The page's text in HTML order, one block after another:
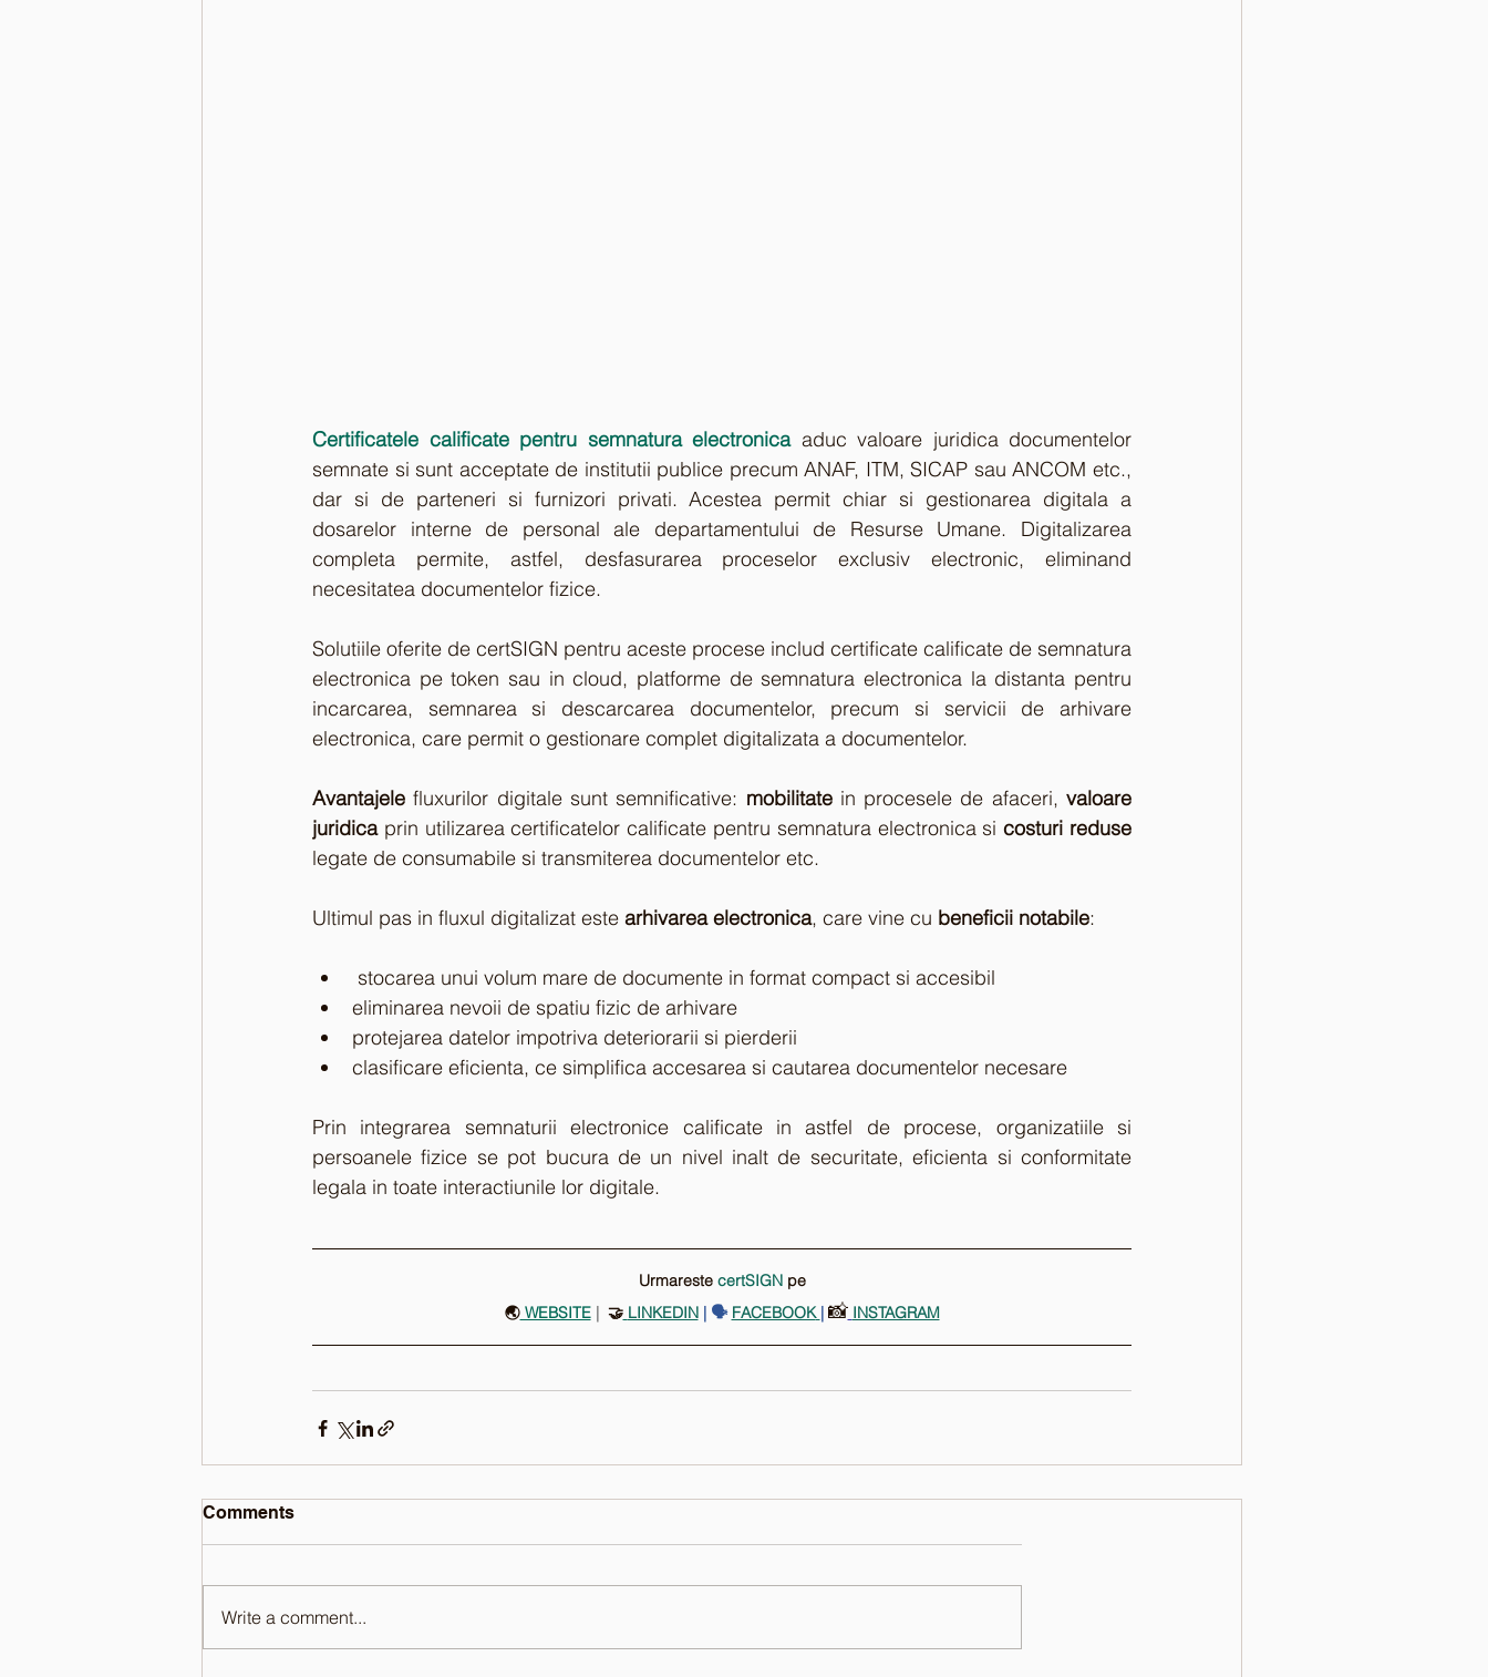
Certificatele calificate pentru semnatura electronica aduc valoare juridica documentelor
semnate si sunt acceptate de institutii publice precum ANAF, ITM, SICAP sau ANCOM etc.,
dar si de parteneri si furnizori privati. Acestea permit chiar si gestionarea digitala a
dosarelor interne de personal ale departamentului de Resurse Umane. Digitalizarea
completa permite, astfel, desfasurarea proceselor exclusiv electronic, eliminand
necesitatea documentelor fizice.
Solutiile oferite de certSIGN pentru aceste procese includ certificate calificate de semnatura
electronica pe token sau in cloud, platforme de semnatura electronica la distanta pentru
incarcarea, semnarea si descarcarea documentelor, precum si servicii de arhivare
electronica, care permit o gestionare complet digitalizata a documentelor.
Avantajele fluxurilor digitale sunt semnificative: mobilitate in procesele de afaceri, valoare
juridica prin utilizarea certificatelor calificate pentru semnatura electronica si costuri reduse
legate de consumabile si transmiterea documentelor etc.
Ultimul pas in fluxul digitalizat este arhivarea electronica, care vine cu beneficii notabile:
stocarea unui volum mare de documente in format compact si accesibil
eliminarea nevoii de spatiu fizic de arhivare
protejarea datelor impotriva deteriorarii si pierderii
clasificare eficienta, ce simplifica accesarea si cautarea documentelor necesare
Prin integrarea semnaturii electronice calificate in astfel de procese, organizatiile si
persoanele fizice se pot bucura de un nivel inalt de securitate, eficienta si conformitate
legala in toate interactiunile lor digitale.
Urmareste certSIGN pe
🌏 WEBSITE | 🤝 LINKEDIN | 🗣️ FACEBOOK | 📸 INSTAGRAM
Comments
Write a comment...